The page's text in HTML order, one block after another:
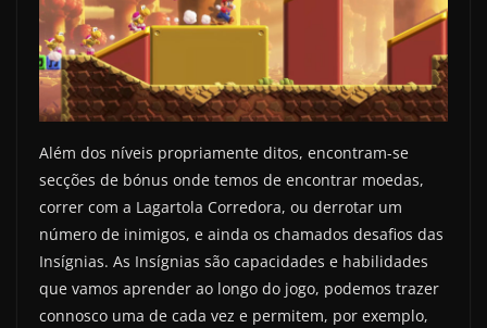
Além dos níveis propriamente ditos, encontram-se
secções de bónus onde temos de encontrar moedas,
correr com a Lagartola Corredora, ou derrotar um
número de inimigos, e ainda os chamados desafios das
Insígnias. As Insígnias são capacidades e habilidades
que vamos aprender ao longo do jogo, podemos trazer
connosco uma de cada vez e permitem, por exemplo,